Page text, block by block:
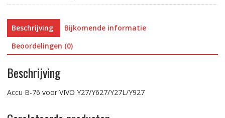
Beschrijving
Bijkomende informatie
Beoordelingen (0)
Beschrijving
Accu B-76 voor VIVO Y27/Y627/Y27L/Y927